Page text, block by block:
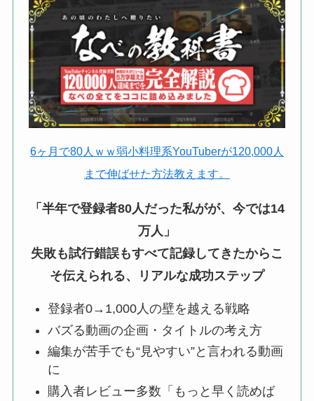
6ヶ月で80人ｗｗ弱小料理系YouTuberが120,000人
まで伸ばせた方法教えます。
「半年で登録者80人だった私がが、今では14
万人」
失敗も試行錯誤もすべて記録してきたからこ
そ伝えられる、リアルな成功ステップ
登録者0→1,000人の壁を越える戦略
バズる動画の企画・タイトルの考え方
編集が苦手でも“見やすい”と言われる動画
に
購入者レビュー多数「もっと早く読めば